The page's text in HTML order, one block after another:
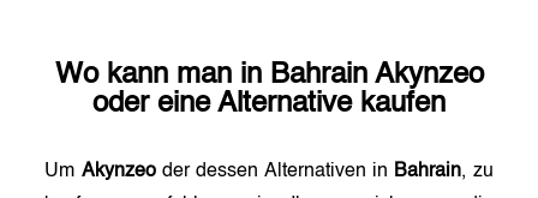
Wo kann man in Bahrain Akynzeo
oder eine Alternative kaufen
Um Akynzeoder dessen Alternativen in Bahrain, zu